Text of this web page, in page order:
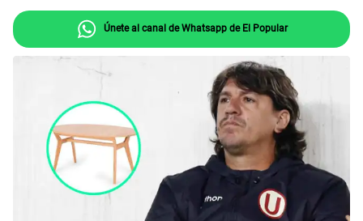
Únete al canal de Whatsapp de El Popular